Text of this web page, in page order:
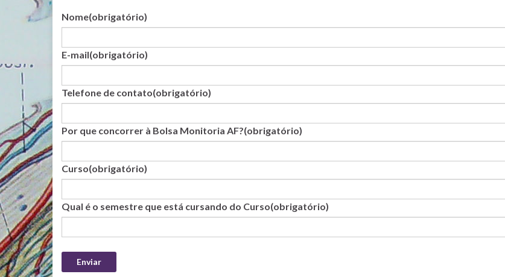
Nome(obrigatório)
E-mail(obrigatório)
Telefone de contato(obrigatório)
Por que concorrer à Bolsa Monitoria AF?(obrigatório)
Curso(obrigatório)
Qual é o semestre que está cursando do Curso(obrigatório)
Enviar